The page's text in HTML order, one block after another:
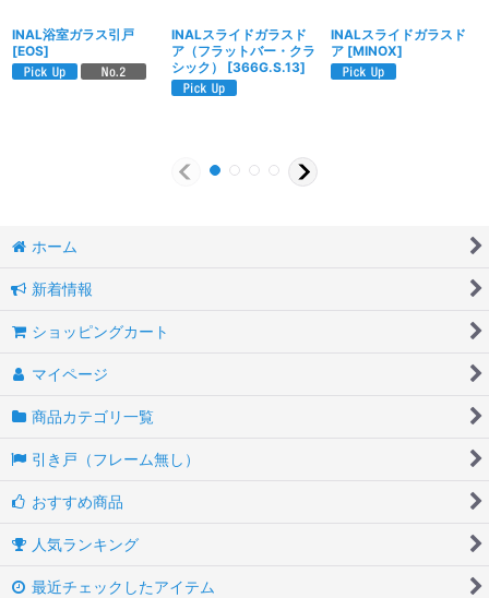
INAL浴室ガラス引戸
[EOS]
INALスライドガラスド
ア（フラットバー・クラ
シック）
[366G.S.13]
INALスライドガラスド
ア [MINOX]
ホーム
新着情報
ショッピングカート
マイページ
商品カテゴリ一覧
引き戸（フレーム無し）
おすすめ商品
人気ランキング
最近チェックしたアイテム